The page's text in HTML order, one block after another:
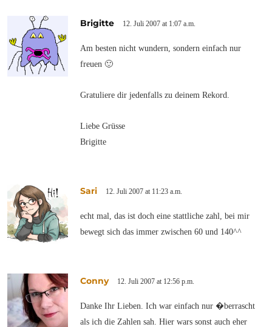
Brigitte 12. Juli 2007 at 1:07 a.m.
Am besten nicht wundern, sondern einfach nur
freuen 🙂
Gratuliere dir jedenfalls zu deinem Rekord.
Liebe Grüsse
Brigitte
Sari 12. Juli 2007 at 11:23 a.m.
echt mal, das ist doch eine stattliche zahl, bei mir
bewegt sich das immer zwischen 60 und 140^^
Conny 12. Juli 2007 at 12:56 p.m.
Danke Ihr Lieben. Ich war einfach nur �berrascht
als ich die Zahlen sah. Hier wars sonst auch eher